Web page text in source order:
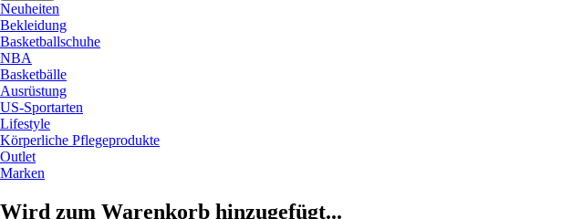
Neuheiten
Bekleidung
Basketballschuhe
NBA
Basketbälle
Ausrüstung
US-Sportarten
Lifestyle
Körperliche Pflegeprodukte
Outlet
Marken
Wird zum Warenkorb hinzugefügt...